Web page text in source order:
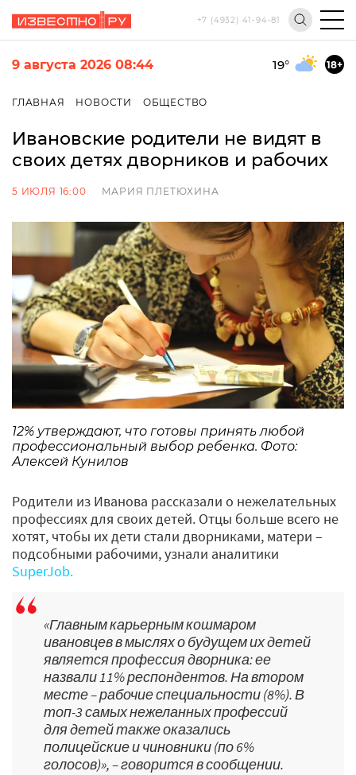
+7 (4932) 41-94-81
9 августа 2026 08:44 19° 18+
ГЛАВНАЯ НОВОСТИ ОБЩЕСТВО
Ивановские родители не видят в
своих детях дворников и рабочих
5 ИЮЛЯ 16:00 МАРИЯ ПЛЕТЮХИНА
12% утверждают, что готовы принять любой
профессиональный выбор ребенка. Фото:
Алексей Кунилов
Родители из Иванова рассказали о нежелательных
профессиях для своих детей. Отцы больше всего не
хотят, чтобы их дети стали дворниками, матери –
подсобными рабочими, узнали аналитики
SuperJob.
«Главным карьерным кошмаром
ивановцев в мыслях о будущем их детей
является профессия дворника: ее
назвали 11% респондентов. На втором
месте – рабочие специальности (8%). В
топ-3 самых нежеланных профессий
для детей также оказались
полицейские и чиновники (по 6%
голосов)», – говорится в сообщении.